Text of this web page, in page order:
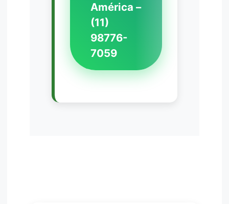
América –
(11)
98776-
7059